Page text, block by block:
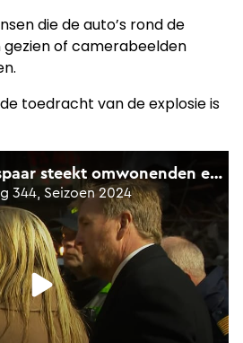
die de auto’s rond de
of camerabeelden
toedracht van de explosie is